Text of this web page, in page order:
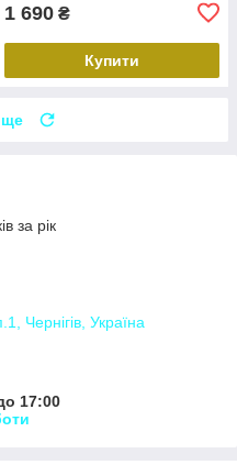
1 690 ₴
Купити
ще
за рік
Чернігів, Україна
17:00